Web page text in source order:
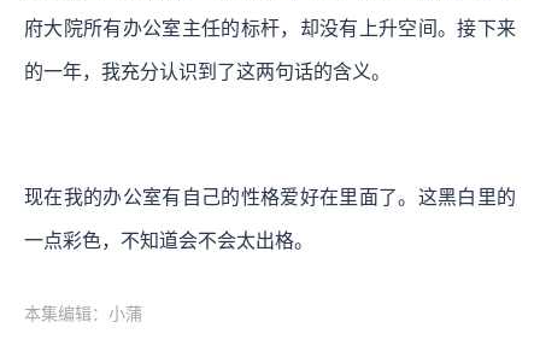
府大院所有办公室主任的标杆，却没有上升空间。接下来
的一年，我充分认识到了这两句话的含义。
现在我的办公室有自己的性格爱好在里面了。这黑白里的
一点彩色，不知道会不会太出格。
本集编辑：小蒲